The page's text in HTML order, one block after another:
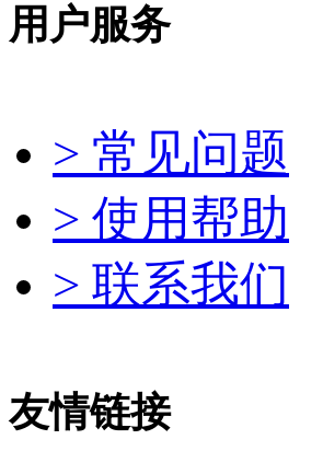
用户服务
> 常见问题
> 使用帮助
> 联系我们
友情链接